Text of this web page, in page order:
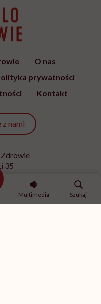
główna
Multimedia
Szukaj
O nas
prywatności
Kontakt
z nami
Zdrowie
35